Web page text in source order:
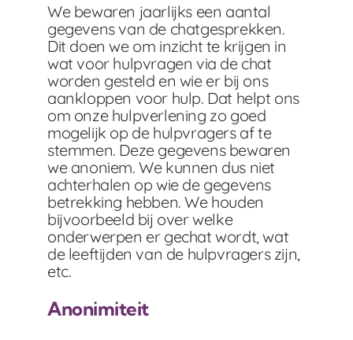
We bewaren jaarlijks een aantal
gegevens van de chatgesprekken.
Dit doen we om inzicht te krijgen in
wat voor hulpvragen via de chat
worden gesteld en wie er bij ons
aankloppen voor hulp. Dat helpt ons
om onze hulpverlening zo goed
mogelijk op de hulpvragers af te
stemmen. Deze gegevens bewaren
we anoniem. We kunnen dus niet
achterhalen op wie de gegevens
betrekking hebben. We houden
bijvoorbeeld bij over welke
onderwerpen er gechat wordt, wat
de leeftijden van de hulpvragers zijn,
etc.
Anonimiteit